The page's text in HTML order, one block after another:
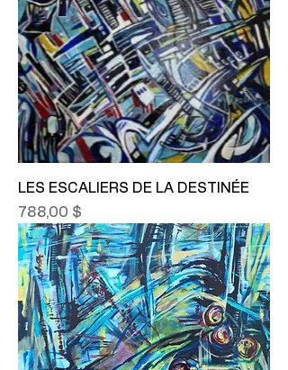
LES ESCALIERS DE LA DESTINÉE
Prix
788,00 $